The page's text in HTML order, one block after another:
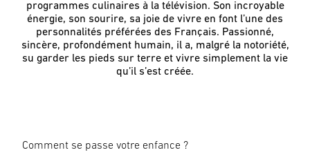
programmes culinaires à la télévision. Son incroyable
énergie, son sourire, sa joie de vivre en font l’une des
personnalités préférées des Français. Passionné,
sincère, profondément humain, il a, malgré la notoriété,
su garder les pieds sur terre et vivre simplement la vie
qu’il s’est créée.
Comment se passe votre enfance ?